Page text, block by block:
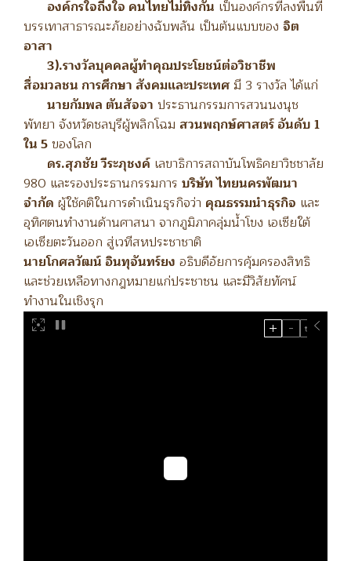
องค์กรใจถึงใจ คนไทยไม่ทิ้งกัน เป็นองค์กรที่ลงพื้นที่
บรรเทาสาธารณะภัยอย่างฉับพลัน เป็นต้นแบบของ จิต
อาสา
3).รางวัลบุคคลผู้ทำคุณประโยชน์ต่อวิชาชีพ
สื่อมวลชน การศึกษา สังคมและประเทศมี 3 รางวัล ได้แก่
นายกัมพล ตันสัจจา ประธานกรรมการสวนนงนุช
พัทยา จังหวัดชลบุรีผู้พลิกโฉม สวนพฤกษ์ศาสตร์ อันดับ 1
ใน 5ของโลก
ดร.สุภชัย วีระภุชงค์ เลขาธิการสถาบันโพธิคยาวิชชาลัย
980 และรองประธานกรรมการ บริษัท ไทยนครพัฒนา
จำกัด ผู้ใช้คติในการดำเนินธุรกิจว่า คุณธรรมนำธุรกิจ และ
อุทิศตนทำงานด้านศาสนา จากภูมิภาคลุ่มน้ำโขง เอเซียใต้
เอเซียตะวันออก สู่เวทีสหประชาชาติ
นายโกศลวัฒน์ อินทุจันทร์ยง อธิบดีอัยการคุ้มครองสิทธิ
และช่วยเหลือทางกฎหมายแก่ประชาชน และมีวิสัยทัศน์
ทำงานในเชิงรุก